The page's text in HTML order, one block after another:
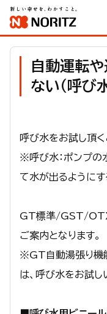
自動運転
ない（呼び
呼び水をお試し頂く
※呼び水：ポンプの
て水が出るようにす
GT標準/GST/
ご案内となります。
※GT自動湯張り機
は、呼び水をお試し